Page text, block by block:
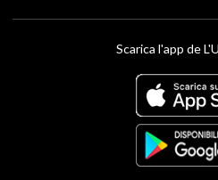
Scarica l'app de